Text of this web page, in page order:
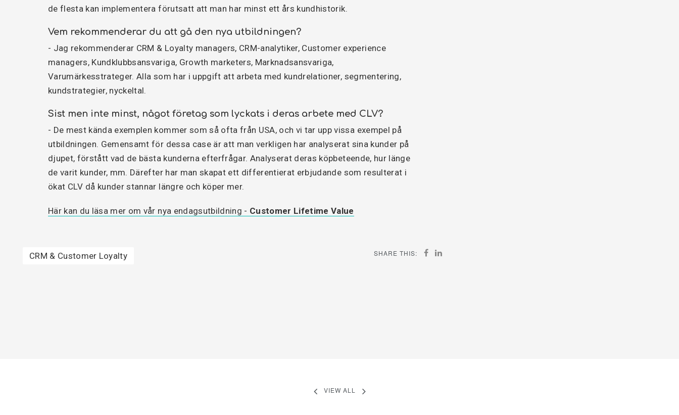
de flesta kan implementera förutsatt att man har minst ett års kundhistorik.
Vem rekommenderar du att gå den nya utbildningen?
- Jag rekommenderar CRM & Loyalty managers, CRM-analytiker, Customer experience
managers, Kundklubbsansvariga, Growth marketers, Marknadsansvariga,
Varumärkesstrateger. Alla som har i uppgift att arbeta med kundrelationer, segmentering,
kundstrategier, nyckeltal.
Sist men inte minst, något företag som lyckats i deras arbete med CLV?
- De mest kända exemplen kommer som så ofta från USA, och vi tar upp vissa exempel på
utbildningen. Gemensamt för dessa case är att man verkligen har analyserat sina kunder på
djupet, förstått vad de bästa kunderna efterfrågar. Analyserat deras köpbeteende, hur länge
de varit kunder, mm. Därefter har man skapat ett differentierat erbjudande som resulterat i
ökat CLV då kunder stannar längre och köper mer.
Här kan du läsa mer om vår nya endagsutbildning - Customer Lifetime Value
CRM & Customer Loyalty SHARE THIS:
VIEW ALL